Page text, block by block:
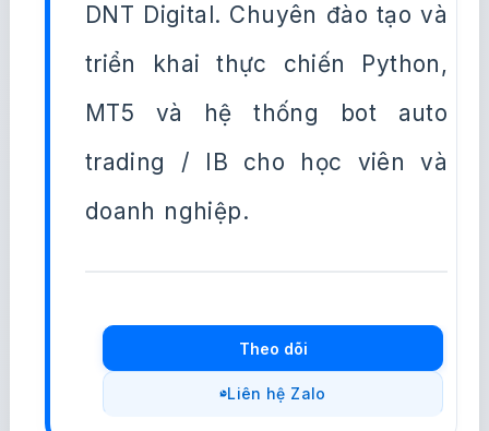
DNT Digital. Chuyên đào tạo và
triển khai thực chiến Python,
MT5 và hệ thống bot auto
trading / IB cho học viên và
doanh nghiệp.
Theo dõi
Liên hệ Zalo